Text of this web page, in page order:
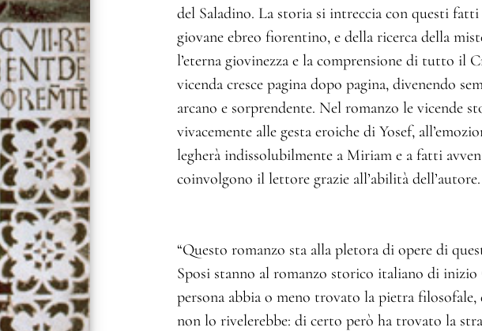
del Saladino. La storia si intreccia con questi
giovane ebreo fiorentino, e della ricerca della
l’eterna giovinezza e la comprensione di tutto il
vicenda cresce pagina dopo pagina, divenendo
arcano e sorprendente. Nel romanzo le vicende
vivacemente alle gesta eroiche di Yosef,
legherà indissolubilmente a Miriam e a fatti
coinvolgono il lettore grazie all’abilità dell’autore.
“Questo romanzo sta alla pletora di opere di
Sposi stanno al romanzo storico italiano di
persona abbia o meno trovato la pietra
non lo rivelerebbe: di certo però ha trovato la